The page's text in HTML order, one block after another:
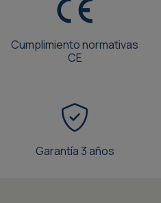
Cumplimiento normativas
CE
Garantía 3 años